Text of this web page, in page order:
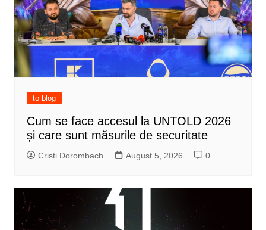
to blog
Cum se face accesul la UNTOLD 2026
și care sunt măsurile de securitate
Cristi Dorombach August 5, 2026 0